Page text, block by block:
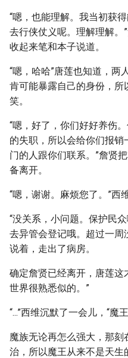
“嗯，也能理解。我当初获
去行侠仗义呢。理解理解。
收起来笔和本子说道。
“嗯，哈哈”唐莲也知道，两
肯可能暴露自己的身份，所
笑。
“嗯，好了，你们好好养伤
的失职，所以会给你们报
门的人跟你们联系。”詹贤
备离开。
“嗯，谢谢。麻烦您了。”西
“没关系，小问题。保护民
去异管会登记哦。超过一周
说着，走出了病房。
确定詹贤已经离开，唐莲这
世界很熟悉似的。”
“...”西维沉默了一会儿，“魔
魔族无论再怎么强大，那
治，所以魔王从来不是天